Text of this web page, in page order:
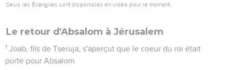
Seuls les Évangiles sont disponibles en vidéo pour le moment.
Le retour d'Absalom à Jérusalem
1 Joab, fils de Tseruja, s'aperçut que le coeur du roi était
porté pour Absalom.